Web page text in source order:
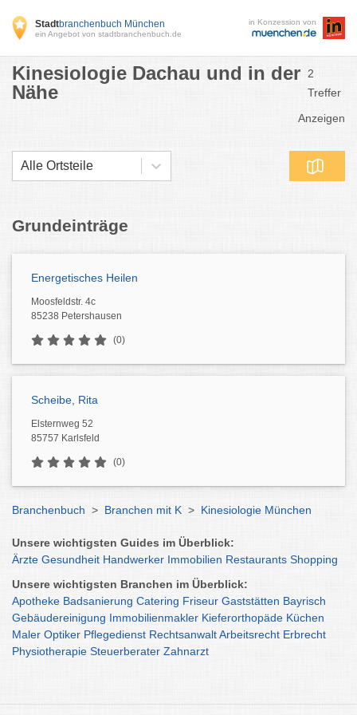
Stadtbranchenbuch München
ein Angebot von stadtbranchenbuch.de
in Konzession von
Kinesiologie Dachau und in der
Nähe
2
Treffer
Anzeigen
Alle Ortsteile
Grundeinträge
Energetisches Heilen
Moosfeldstr. 4c
85238 Petershausen
(0)
Scheibe, Rita
Elsternweg 52
85757 Karlsfeld
(0)
Branchenbuch > Branchen mit K > Kinesiologie München
Unsere wichtigsten Guides im Überblick:
Ärzte Gesundheit Handwerker Immobilien Restaurants Shopping
Unsere wichtigsten Branchen im Überblick:
Apotheke Badsanierung Catering Friseur Gaststätten Bayrisch
Gebäudereinigung Immobilienmakler Kieferorthopäde Küchen
Maler Optiker Pflegedienst RechtsanwaltArbeitsrecht Erbrecht
Physiotherapie Steuerberater Zahnarzt